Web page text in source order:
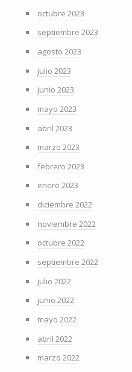
octubre 2023
septiembre 2023
agosto 2023
julio 2023
junio 2023
mayo 2023
abril 2023
marzo 2023
febrero 2023
enero 2023
diciembre 2022
noviembre 2022
octubre 2022
septiembre 2022
julio 2022
junio 2022
mayo 2022
abril 2022
marzo 2022